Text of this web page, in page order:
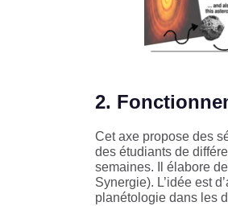
2.
Cet axe propose des
des étudiants de
semaines. Il élabore
Synergie). L’idée est
planétologie dans les